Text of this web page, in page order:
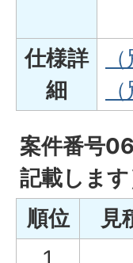
仕様詳
細
案件番号
記載します
順位
見